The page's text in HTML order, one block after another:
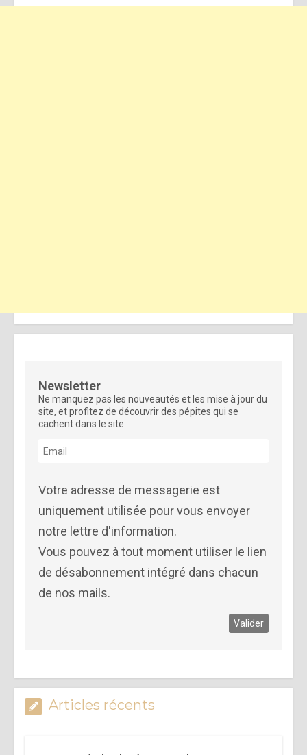
Newsletter
Ne manquez pas les nouveautés et les mise à jour du
site, et profitez de découvrir des pépites qui se
cachent dans le site.
Votre adresse de messagerie est
uniquement utilisée pour vous envoyer
notre lettre d'information.
Vous pouvez à tout moment utiliser le lien
de désabonnement intégré dans chacun
de nos mails.
Articles récents